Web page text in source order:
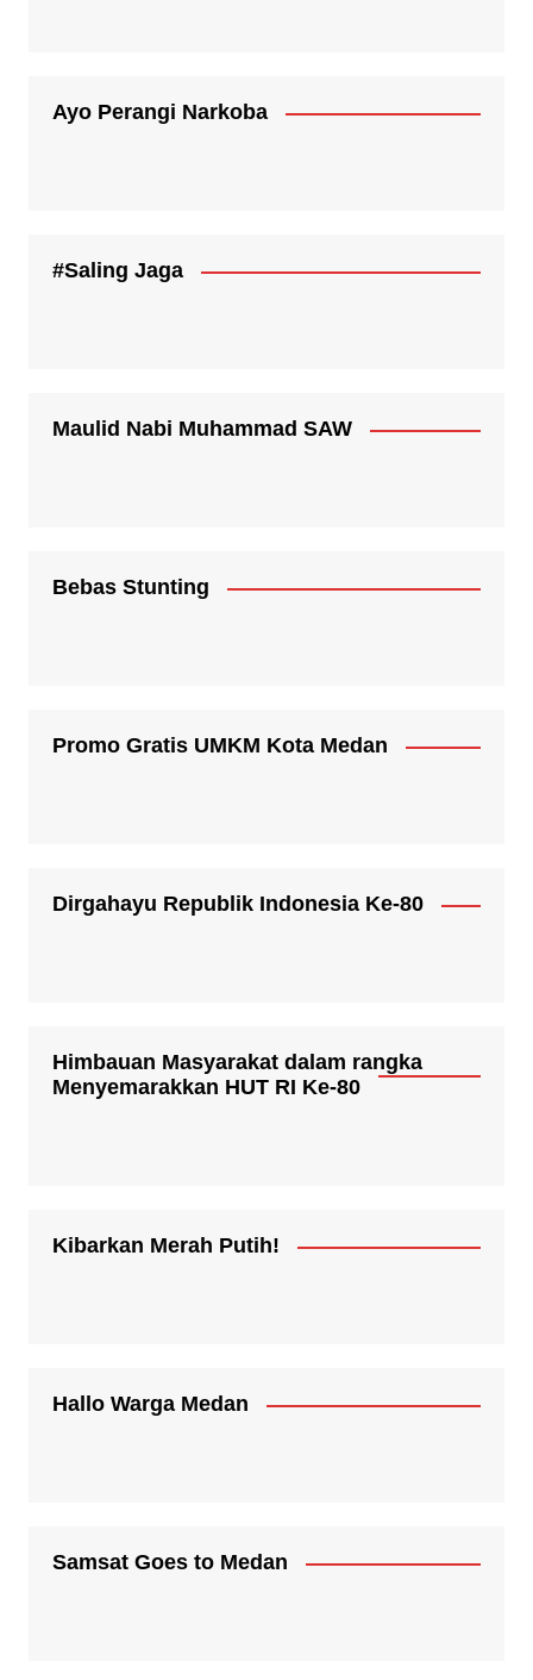
Ayo Perangi Narkoba
#Saling Jaga
Maulid Nabi Muhammad SAW
Bebas Stunting
Promo Gratis UMKM Kota Medan
Dirgahayu Republik Indonesia Ke-80
Himbauan Masyarakat dalam rangka
Menyemarakkan HUT RI Ke-80
Kibarkan Merah Putih!
Hallo Warga Medan
Samsat Goes to Medan